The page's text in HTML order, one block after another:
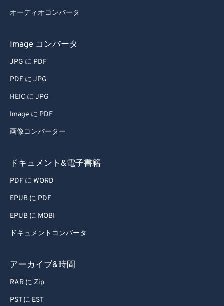
オーディオコンバータ
Image コンバータ
JPG に PDF
PDF に JPG
HEIC に JPG
Image に PDF
画像コンバーター
ドキュメント&電子書籍
PDF に WORD
EPUB に PDF
EPUB に MOBI
ドキュメントコンバータ
アーカイブ&時間
RAR に Zip
PST に EST